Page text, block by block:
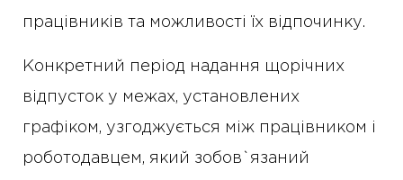
працівників та можливості їх відпочинку.
Конкретний період надання щорічних
відпусток у межах, установлених
графіком, узгоджується між працівником і
роботодавцем, який зобов`язаний